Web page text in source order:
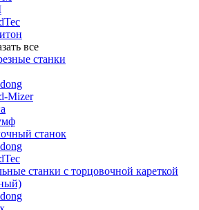
все
станки
Mizer
станок
станки с торцовочной кареткой